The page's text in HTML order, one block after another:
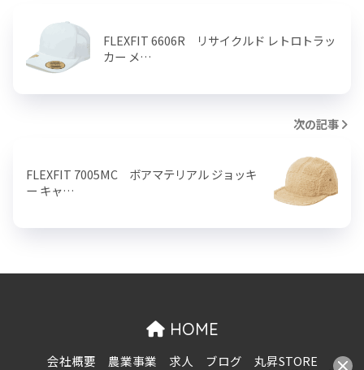
FLEXFIT 6606R リサイクルド レトロトラッ
カー メ…
次の記事
FLEXFIT 7005MC ボアマテリアル ジョッキ
ー キャ…
HOME
会社概要 農業事業 求人 ブログ 丸昇STORE